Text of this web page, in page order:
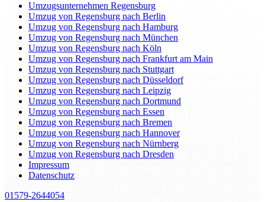
Umzugsunternehmen Regensburg
Umzug von Regensburg nach Berlin
Umzug von Regensburg nach Hamburg
Umzug von Regensburg nach München
Umzug von Regensburg nach Köln
Umzug von Regensburg nach Frankfurt am Main
Umzug von Regensburg nach Stuttgart
Umzug von Regensburg nach Düsseldorf
Umzug von Regensburg nach Leipzig
Umzug von Regensburg nach Dortmund
Umzug von Regensburg nach Essen
Umzug von Regensburg nach Bremen
Umzug von Regensburg nach Hannover
Umzug von Regensburg nach Nürnberg
Umzug von Regensburg nach Dresden
Impressum
Datenschutz
01579-2644054